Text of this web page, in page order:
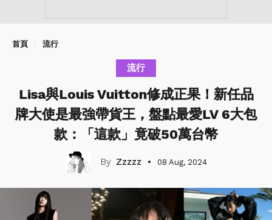
首頁 流行
流行
Lisa與Louis Vuitton修成正果！新任品
牌大使是最強帶貨王，盤點最愛LV 6大包
款：「這款」竟破50萬台幣
Zzzzz 08 Aug, 2024